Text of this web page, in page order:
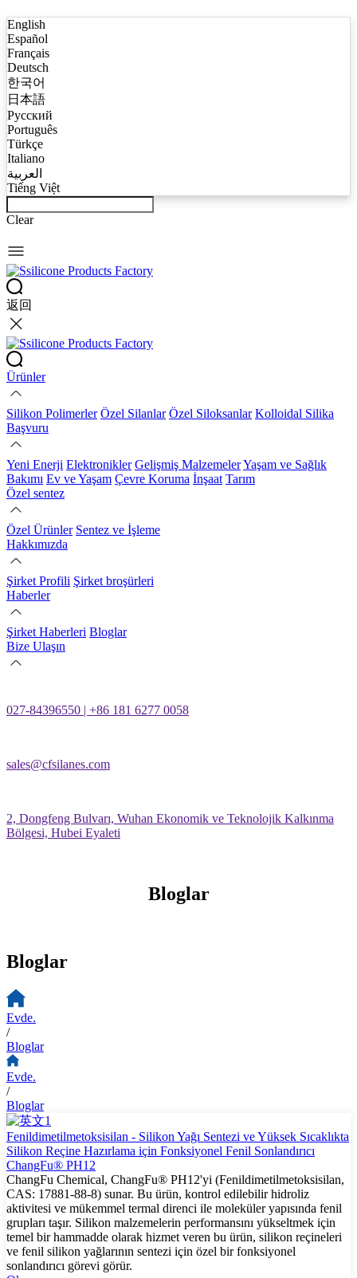
English
Español
Français
Deutsch
한국어
日本語
Русский
Português
Türkçe
Italiano
العربية
Tiếng Việt
Clear
返回
Ürünler
Silikon Polimerler Özel Silanlar Özel Siloksanlar Kolloidal Silika
Başvuru
Yeni Enerji Elektronikler Gelişmiş MalzemelerYaşam ve Sağlık
Bakımı Ev ve Yaşam Çevre Koruma İnşaat Tarım
Özel sentez
Özel Ürünler Sentez ve İşleme
Hakkımızda
Şirket Profili Şirket broşürleri
Haberler
Şirket Haberleri Bloglar
Bize Ulaşın
027-84396550 | +86 181 6277 0058
sales@cfsilanes.com
2, Dongfeng Bulvarı, Wuhan Ekonomik ve Teknolojik Kalkınma
Bölgesi, Hubei Eyaleti
Bloglar
Bloglar
Evde.
/
Bloglar
Evde.
/
Bloglar
Fenildimetilmetoksisilan - Silikon Yağı Sentezi ve Yüksek Sıcaklıkta
Silikon Reçine Hazırlama için Fonksiyonel Fenil Sonlandırıcı
ChangFu® PH12
ChangFu Chemical, ChangFu® PH12'yi (Fenildimetilmetoksisilan,
CAS: 17881-88-8) sunar. Bu ürün, kontrol edilebilir hidroliz
aktivitesi ve mükemmel termal direnci ile moleküler yapısında fenil
grupları taşır. Silikon malzemelerin performansını yükseltmek için
temel bir hammadde olarak hizmet veren bu ürün, silikon reçineleri
ve fenil silikon yağlarının sentezi için özel bir fonksiyonel
sonlandırıcı görevi görür.